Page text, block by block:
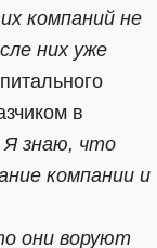
компаний не
них уже
в
Я знаю, что
компании и
они воруют